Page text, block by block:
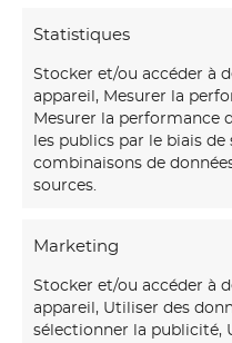
Statistiques
Stocker et/ou accéder à
appareil, Mesurer la
Mesurer la performance
les publics par le biais
combinaisons de
sources.
Marketing
Stocker et/ou accéder à
appareil, Utiliser des
sélectionner la publicité,
murs avec des fresques
uniques et immersifs.